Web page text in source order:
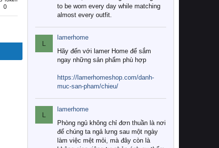
0
to be worn every day while matching
almost every outfit.
L
lamerhome
Hãy đến với lamer Home để sắm
ngay những sản phẩm phù hợp
https://lamerhomeshop.com/danh-
muc-san-pham/chieu/
L
lamerhome
Phòng ngủ không chỉ đơn thuần là nơi
để chúng ta ngả lưng sau một ngày
làm việc mệt mỏi, mà đây còn là